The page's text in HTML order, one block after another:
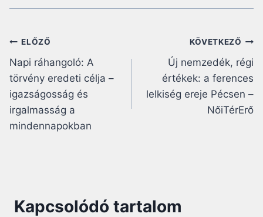
Bejegyzés
navigáció
ELŐZŐ
Napi ráhangoló: A
törvény eredeti célja –
igazságosság és
irgalmasság a
mindennapokban
KÖVETKEZŐ
Új nemzedék, régi
értékek: a ferences
lelkiség ereje Pécsen –
NőiTérErő
Kapcsolódó tartalom